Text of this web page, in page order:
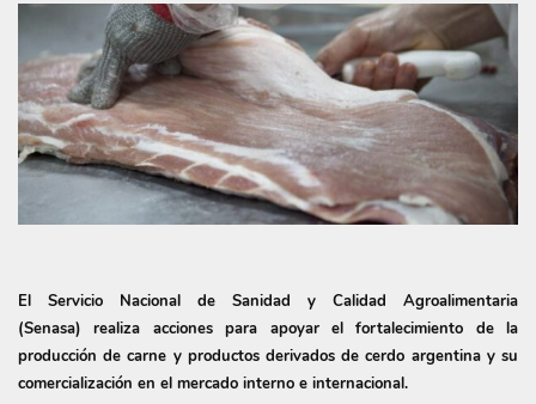
El Servicio Nacional de Sanidad y Calidad Agroalimentaria
(Senasa) realiza acciones para apoyar el fortalecimiento de la
producción de carne y productos derivados de cerdo argentina y su
comercialización en el mercado interno e internacional.